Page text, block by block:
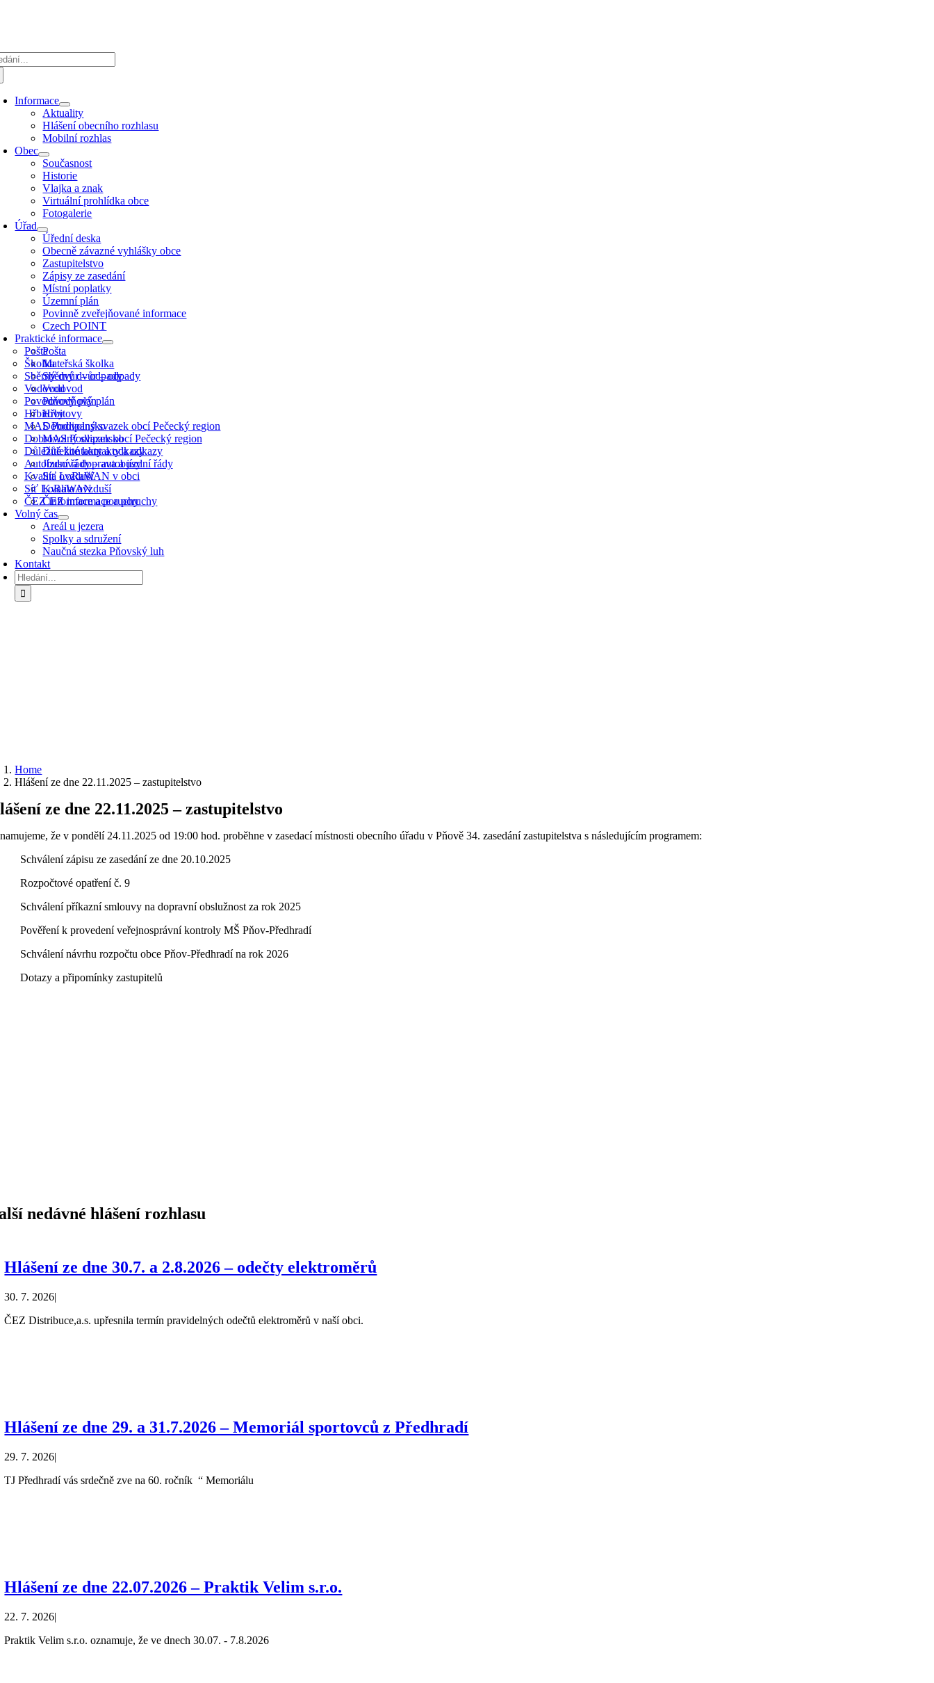
Informace
Aktuality
Hlášení obecního rozhlasu
Mobilní rozhlas
Obec
Současnost
Historie
Vlajka a znak
Virtuální prohlídka obce
Fotogalerie
Úřad
Úřední deska
Obecně závazné vyhlášky obce
Zastupitelstvo
Zápisy ze zasedání
Místní poplatky
Územní plán
Povinně zveřejňované informace
Czech POINT
Praktické informace
Pošta
Školka
Sběrný dvůr – odpady
Vodovod
Povodňový plán
Hřbitovy
MAS Podlipansko
Dobrovolný svazek obcí Pečecký region
Důležité kontakty a odkazy
Autobusová doprava a jízdní řády
Kvalita ovzduší
Síť LoRaWAN
ČEZ informace a poruchy
Pošta
Mateřská školka
Sběrný dvůr – odpady
Vodovod
Povodňový plán
Hřbitovy
Dobrovolný svazek obcí Pečecký region
MAS Podlipansko
Důležité kontakty a odkazy
Jízdní řády – autobusy
Síť LoRaWAN v obci
Kvalita ovzduší
ČEZ informace a poruchy
Volný čas
Areál u jezera
Spolky a sdružení
Naučná stezka Pňovský luh
Kontakt
Hledat:
Home
Hlášení ze dne 22.11.2025 – zastupitelstvo
ze dne 22.11.2025 – zastupitelstvo
že v pondělí 24.11.2025 od 19:00 hod. proběhne v zasedací místnosti obecního úřadu v Pňově 34. zasedání zastupitelstva s následujícím programem:
zápisu ze zasedání ze dne 20.10.2025
opatření č. 9
příkazní smlouvy na dopravní obslužnost za rok 2025
k provedení veřejnosprávní kontroly MŠ Pňov-Předhradí
návrhu rozpočtu obce Pňov-Předhradí na rok 2026
a připomínky zastupitelů
nedávné hlášení rozhlasu
Hlášení ze dne 30.7. a 2.8.2026 – odečty elektroměrů
30. 7. 2026|
ČEZ Distribuce,a.s. upřesnila termín pravidelných odečtů elektroměrů v naší obci.
Hlášení ze dne 29. a 31.7.2026 – Memoriál sportovců z Předhradí
29. 7. 2026|
TJ Předhradí vás srdečně zve na 60. ročník “ Memoriálu
Hlášení ze dne 22.07.2026 – Praktik Velim s.r.o.
22. 7. 2026|
Praktik Velim s.r.o. oznamuje, že ve dnech 30.07. - 7.8.2026